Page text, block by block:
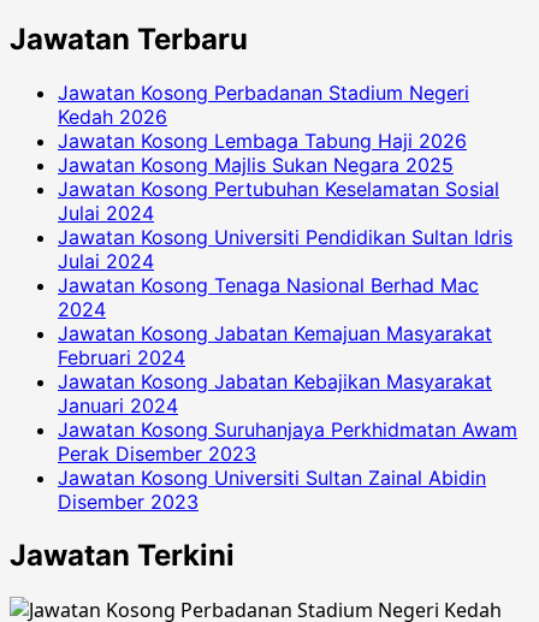
Jawatan Terbaru
Jawatan Kosong Perbadanan Stadium Negeri
Kedah 2026
Jawatan Kosong Lembaga Tabung Haji 2026
Jawatan Kosong Majlis Sukan Negara 2025
Jawatan Kosong Pertubuhan Keselamatan Sosial
Julai 2024
Jawatan Kosong Universiti Pendidikan Sultan Idris
Julai 2024
Jawatan Kosong Tenaga Nasional Berhad Mac
2024
Jawatan Kosong Jabatan Kemajuan Masyarakat
Februari 2024
Jawatan Kosong Jabatan Kebajikan Masyarakat
Januari 2024
Jawatan Kosong Suruhanjaya Perkhidmatan Awam
Perak Disember 2023
Jawatan Kosong Universiti Sultan Zainal Abidin
Disember 2023
Jawatan Terkini